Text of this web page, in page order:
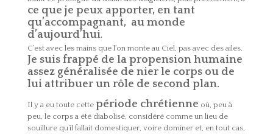
ce que je peux apporter, en tant
qu’accompagnant, au monde
d’aujourd’hui.
C’est avec les mains que l’on monte au Ciel, pas avec des ailes.
Je suis frappé de la propension humaine
assez généralisée de nier le corps ou de
lui attribuer un rôle de second plan.
Il y a eu toute cette période chrétienne où, peu à
peu, le corps a été diabolisé, considéré comme un lieu de
souillure qu’il fallait domestiquer, voire dominer et, en tout cas,